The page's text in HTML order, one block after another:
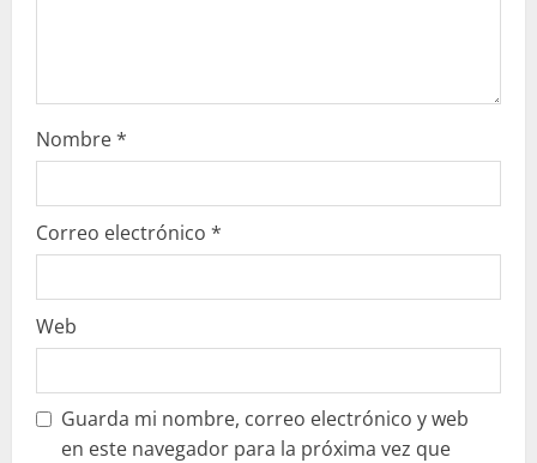
Nombre*
Correo electrónico *
Web
Guarda mi nombre, correo electrónico y web
en este navegador para la próxima vez que